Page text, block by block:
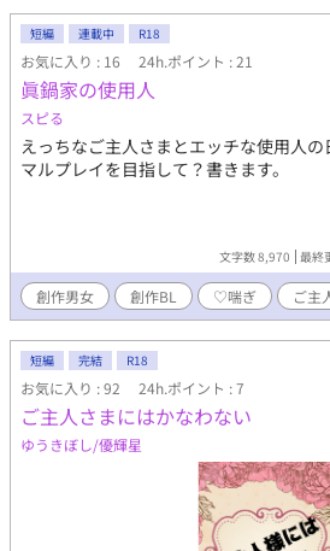
短編 連載中 R18
お気に入り : 16 24h.ポイント : 21
眞鍋家の使用人
スピる
えっちなご主人さまとエッチな使用人
マルプレイを目指して？書きます。
文字数 8,970 最終
創作男女 創作BL ♡喘ぎ ご主
短編 完結 R18
お気に入り : 92 24h.ポイント : 7
ご主人さまにはかなわない
ゆうきぼし/優輝星